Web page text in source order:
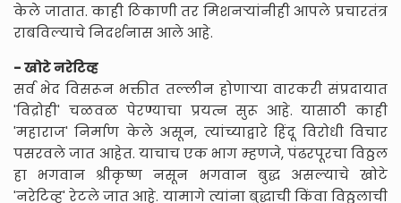
केले जातात. काही ठिकाणी तर मिशनऱ्यांनीही आपले प्रचारतंत्र
राबविल्याचे निदर्शनास आले आहे.
- खोटे नरेटिव्ह
सर्व भेद विसरून भक्तीत तल्लीन होणाऱ्या वारकरी संप्रदायात
'विद्रोही' चळवळ पेरण्याचा प्रयत्न सुरू आहे. यासाठी काही
'महाराज' निर्माण केले असून, त्यांच्याद्वारे हिंदू विरोधी विचार
पसरवले जात आहेत. याचाच एक भाग म्हणजे, पंढरपूरचा विठ्ठल
हा भगवान श्रीकृष्ण नसून भगवान बुद्ध असल्याचे खोटे
'नरेटिव्ह' रेटले जात आहे. यामागे त्यांना बुद्धाची किंवा विठ्ठलाची